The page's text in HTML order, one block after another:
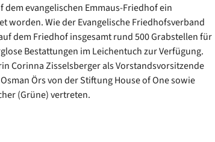
evangelischen Emmaus-Friedhof ein
worden. Wie der Evangelische Friedhofsverband
dem Friedhof insgesamt rund 500 Grabstellen für
Bestattungen im Leichentuch zur Verfügung.
Corinna Zisselsberger als Vorstandsvorsitzende
Örs von der Stiftung House of One sowie
(Grüne) vertreten.